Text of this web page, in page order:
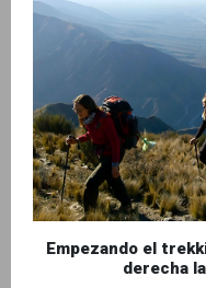
Empezando el
derecha